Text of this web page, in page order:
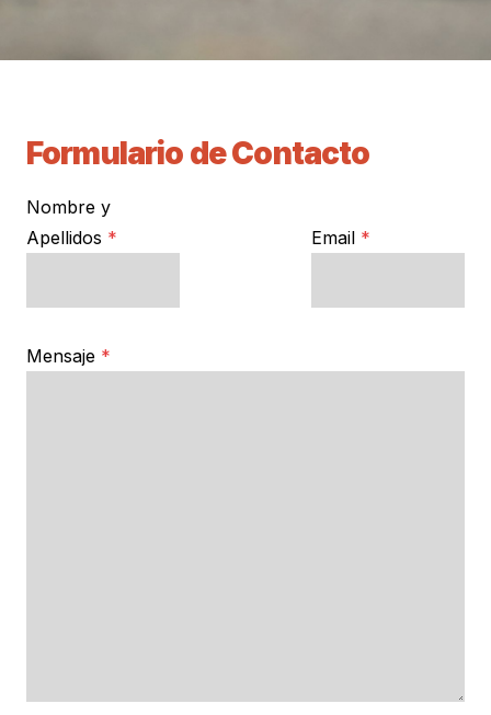
Formulario de Contacto
Nombre y
Apellidos * Email *
Mensaje *